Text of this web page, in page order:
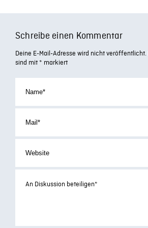
Schreibe einen Kommentar
Deine E-Mail-Adresse wird nicht veröffentlicht.
sind mit * markiert